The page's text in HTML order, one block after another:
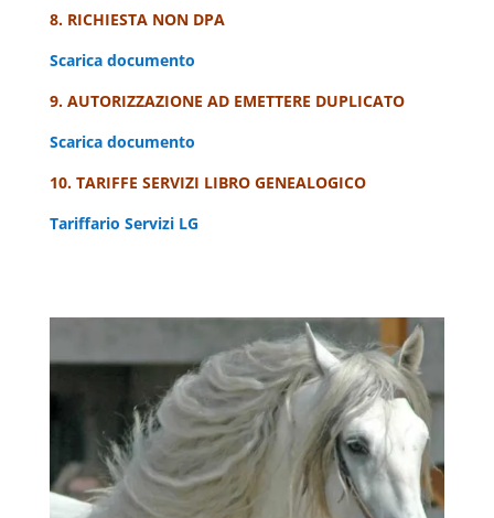
8. RICHIESTA NON DPA
Scarica documento
9. AUTORIZZAZIONE AD EMETTERE DUPLICATO
Scarica documento
10. TARIFFE SERVIZI LIBRO GENEALOGICO
Tariffario Servizi LG